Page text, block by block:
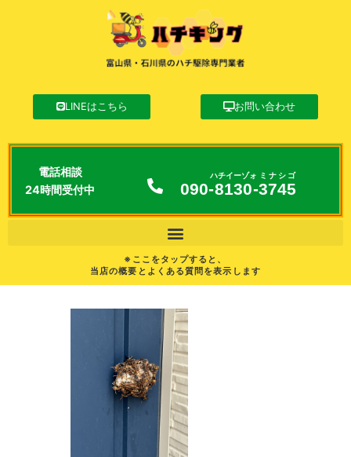
LINEはこちら お問い合わせ
電話相談
24時間受付中
090-8130
ハチイーゾォ
-3745
ミナシゴ
※ここをタップすると、
当店の概要とよくある質問を表示します